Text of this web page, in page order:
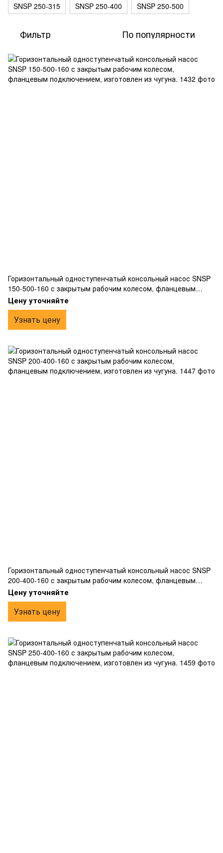
SNSP 250-315
SNSP 250-400 SNSP 250-500
Фильтр По популярности
Горизонтальный одноступенчатый консольный насос SNSP
150-500-160 с закрытым рабочим колесом, фланцевым
подключением, изготовлен из чугуна.
Цену уточняйте
Узнать цену
Горизонтальный одноступенчатый консольный насос SNSP
200-400-160 с закрытым рабочим колесом, фланцевым
подключением, изготовлен из чугуна.
Цену уточняйте
Узнать цену